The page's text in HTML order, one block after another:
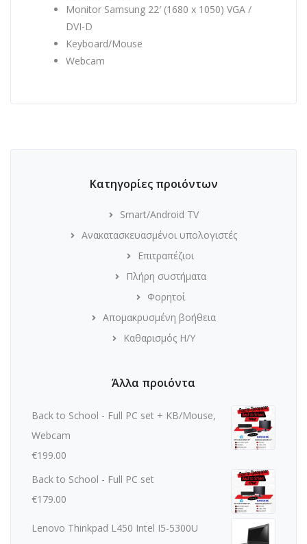
Monitor Samsung 22′ (1680 x 1050) VGA /
DVI-D
Keyboard/Mouse
Webcam
Κατηγορίες προιόντων
Smart/Android TV
Ανακατασκευασμένοι υπολογιστές
Επιτραπέζιοι
Πλήρη συστήματα
Φορητοί
Απομακρυσμένη βοήθεια
Καθαρισμός Η/Υ
Άλλα προιόντα
Back to School - Full PC set + KB/Mouse,
Webcam
€199.00
Back to School - Full PC set
€179.00
Lenovo Thinkpad L450 Intel I5-5300U